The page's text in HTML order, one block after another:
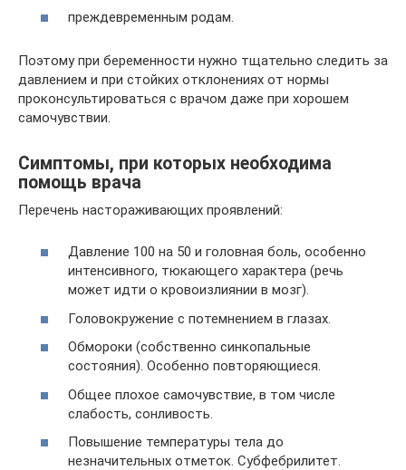
преждевременным родам.
Поэтому при беременности нужно тщательно следить за
давлением и при стойких отклонениях от нормы
проконсультироваться с врачом даже при хорошем
самочувствии.
Симптомы, при которых необходима
помощь врача
Перечень настораживающих проявлений:
Давление 100 на 50 и головная боль, особенно
интенсивного, тюкающего характера (речь
может идти о кровоизлиянии в мозг).
Головокружение с потемнением в глазах.
Обмороки (собственно синкопальные
состояния). Особенно повторяющиеся.
Общее плохое самочувствие, в том числе
слабость, сонливость.
Повышение температуры тела до
незначительных отметок. Субфебрилитет.